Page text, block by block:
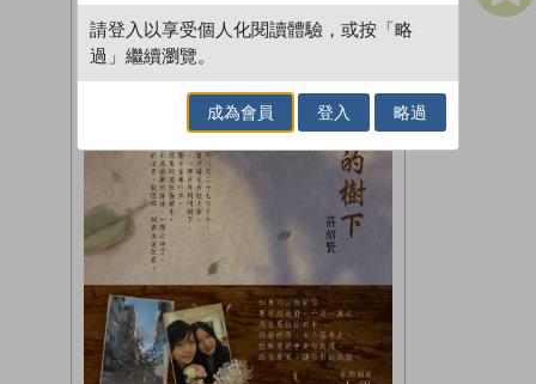
請登入以享受個人化閱讀體驗，或按「略
過」繼續瀏覽。
成為會員 登入 略過